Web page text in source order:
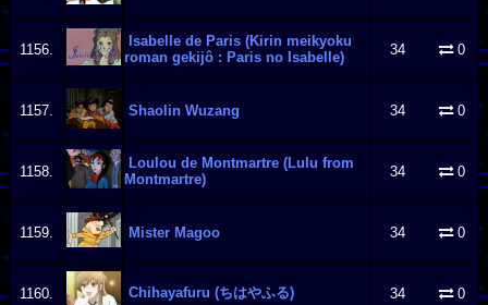
1156.
Isabelle de Paris (Kirin meikyoku
roman gekijô : Paris no Isabelle)
34 0
1157. Shaolin Wuzang 34 0
1158.
Loulou de Montmartre (Lulu from
Montmartre)
34 0
1159. Mister Magoo 34 0
1160. Chihayafuru (ちはやふる) 34 0